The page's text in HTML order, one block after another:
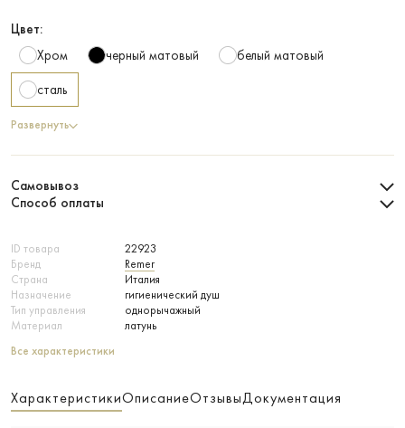
ID товара
22923
Бренд
Remer
Страна
Италия
Назначение
гигиенический душ
Тип управления
однорычажный
Материал
латунь
Все характеристики
Цвет:
Хром
черный матовый белый матовый
сталь
Развернуть
Самовывоз
Способ оплаты
ХарактеристикиОписаниеОтзывыДокументация